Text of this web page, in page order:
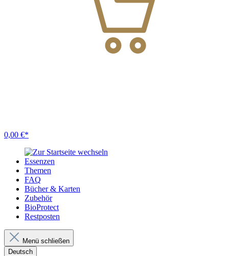
0,00 €*
Essenzen
Themen
FAQ
Bücher & Karten
Zubehör
BioProtect
Restposten
Menü schließen
Deutsch